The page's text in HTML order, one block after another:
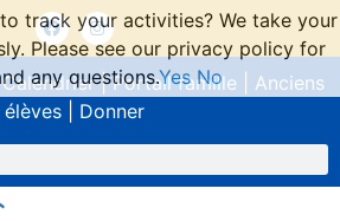
Calendrier|Portail famille
Anciens
élèves
Donner
track your activities? We take your
Please see our privacy policy for
any questions.Yes No